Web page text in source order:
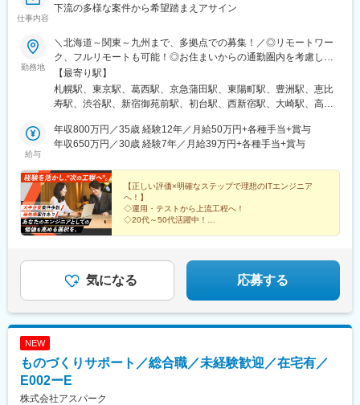
東池袋駅、川崎駅、桜木町駅、伊勢佐木長者町駅、高島町駅、二
西早稲田駅、海の公園南口駅、府中本町駅、新丸子駅、西太子堂
駅、池ノ上駅、さっぽろ駅、仙台駅(地下鉄)、名鉄岐阜駅、新浜松
駅、高見橋駅、旭橋駅、新宿駅(東京メトロ)、南方駅(大阪府)、名
鉄名古屋駅、三宮駅(神戸市営)、猿猴橋町駅、二本木口駅、なにわ
橋駅、長堀橋駅、野田駅(阪神線)、京橋駅(大阪府)、福島駅(大阪
府・阪神線)、花田口駅、土居駅(大阪府)、薬院大通駅、天神南
駅、旦過駅、水天宮前駅、馬喰町駅、有明テニスの森駅、鮫洲
駅、高輪台駅、大門駅(東京都)、築地市場駅、芝公園駅、溜池山王
駅、明治神宮前駅、西新宿五丁目駅、立川南駅、都電雑司ケ谷
２条駅、あおば通駅、第一通り駅、鹿児島中央駅、壺川駅
仕事内容
下流の多様な案件から希望踏まえアサイン
勤務地
＼北海道～関東～九州まで、多拠点での募集！／◎リモートワー
ク、フルリモートも可能！◎お住まいからの通勤圏内を考慮し、
配属先を決定します。【配属プロジェクト先】北海道：北海道
（札幌）東北：宮城（仙台）関東：東京、神奈川、埼玉、千葉、
茨城県、栃木県、群馬県東海：愛知、岐阜、三重、静岡関西：大
口、香川、愛媛、徳島九州：福岡、熊本、大分※配属先や就業条件
は希望を考慮します※U・Iターン歓迎※引越費用会社負担（規定あ
でも、受動喫煙対策あり（屋内全面禁煙）★受動喫煙対策：屋内
全面禁煙
【最寄り駅】
札幌駅、東京駅、葛西駅、京急蒲田駅、東陽町駅、豊洲駅、恵比
寿駅、渋谷駅、新宿御苑前駅、初台駅、西新宿駅、大崎駅、高輪
駅(東京都)、稲荷町駅(東京都)、神田駅(東京都)、飯田橋駅、大手
町駅(東京都)、御茶ノ水駅、九段下駅、秋葉原駅、市ケ谷駅、半蔵
宮前駅、八丁堀駅(東京都)、学習院下駅、池袋駅、東池袋駅、中野
駅(東京都)、中野坂上駅、赤坂駅(東京都)、高輪ゲートウェイ駅、
三田駅(東京都)、田町駅(東京都)、東京テレポート駅、虎ノ門ヒル
ズ駅、神谷町駅、汐留駅、乃木坂駅、目黒駅、横浜駅、新百合ケ
丘駅、天空橋駅、川崎駅、新川崎駅、武蔵新城駅、新丸子駅、石
鶴見駅、戸塚駅、みなとみらい駅、新高島駅、天王町駅、鴨居
駅、大宮駅(埼玉県)、北朝霞駅、春日部駅、川口駅、川越駅、久喜
駅、伏見駅(愛知県)、栄駅(愛知県)、金山駅(愛知県)、千種駅、三
河豊田駅、刈谷駅、西梅田駅、東淀川駅、堺筋本町駅、弁天町
駅、野田駅(阪神線)、ドーム前駅、大江橋駅、大国町駅、千里中央
給与
年収800万円／35歳 経験12年／月給50万円+各種手当+賞与
年収650万円／30歳 経験7年／月給39万円+各種手当+賞与
【正しい評価×明確なステップで理想のITエンジニア
へ！】
◇運用・テストから上流工程へ！
◇20代～50代活躍中！
◇リモートワーク可（案件による）
気になる 応募する
NEW
ものづくりサポート／総合職／未経験歓迎／在宅有／
E002ーE
株式会社アスパーク